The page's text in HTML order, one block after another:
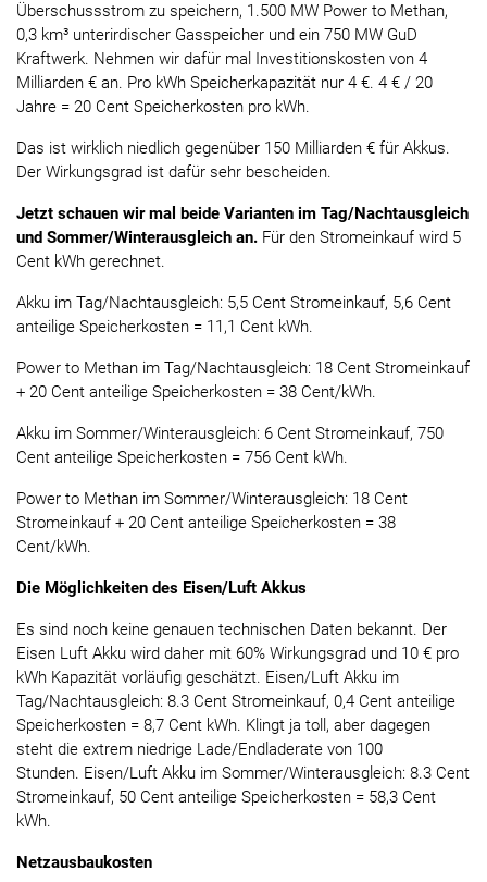
Überschussstrom zu speichern, 1.500 MW Power to Methan,
0,3 km³ unterirdischer Gasspeicher und ein 750 MW GuD
Kraftwerk. Nehmen wir dafür mal Investitionskosten von 4
Milliarden € an. Pro kWh Speicherkapazität nur 4 €. 4 € / 20
Jahre = 20 Cent Speicherkosten pro kWh.
Das ist wirklich niedlich gegenüber 150 Milliarden € für Akkus.
Der Wirkungsgrad ist dafür sehr bescheiden.
Jetzt schauen wir mal beide Varianten im Tag/Nachtausgleich
und Sommer/Winterausgleich an. Für den Stromeinkauf wird 5
Cent kWh gerechnet.
Akku im Tag/Nachtausgleich: 5,5 Cent Stromeinkauf, 5,6 Cent
anteilige Speicherkosten = 11,1 Cent kWh.
Power to Methan im Tag/Nachtausgleich: 18 Cent Stromeinkauf
+ 20 Cent anteilige Speicherkosten = 38 Cent/kWh.
Akku im Sommer/Winterausgleich: 6 Cent Stromeinkauf, 750
Cent anteilige Speicherkosten = 756 Cent kWh.
Power to Methan im Sommer/Winterausgleich: 18 Cent
Stromeinkauf + 20 Cent anteilige Speicherkosten = 38
Cent/kWh.
Die Möglichkeiten des Eisen/Luft Akkus
Es sind noch keine genauen technischen Daten bekannt. Der
Eisen Luft Akku wird daher mit 60% Wirkungsgrad und 10 € pro
kWh Kapazität vorläufig geschätzt. Eisen/Luft Akku im
Tag/Nachtausgleich: 8.3 Cent Stromeinkauf, 0,4 Cent anteilige
Speicherkosten = 8,7 Cent kWh. Klingt ja toll, aber dagegen
steht die extrem niedrige Lade/Endladerate von 100
Stunden. Eisen/Luft Akku im Sommer/Winterausgleich: 8.3 Cent
Stromeinkauf, 50 Cent anteilige Speicherkosten = 58,3 Cent
kWh.
Netzausbaukosten